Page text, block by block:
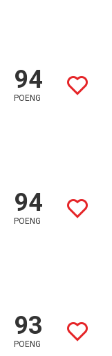
94
POENG
94
POENG
93
POENG